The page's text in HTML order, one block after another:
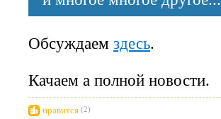
Обсуждаем здесь.
Качаем а полной новости.
нравится (2)